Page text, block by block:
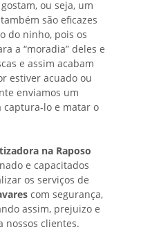
ou seja, um
são eficazes
do ninho, pois os
a “moradia” deles e
e assim acabam
estiver acuado ou
enviamos um
captura-lo e matar o
na Raposo
e capacitados
os serviços de
com segurança,
assim, prejuizo e
nossos clientes.